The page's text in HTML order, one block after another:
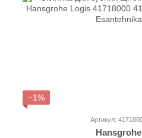
−1%
Артикул:
Hansgrohe